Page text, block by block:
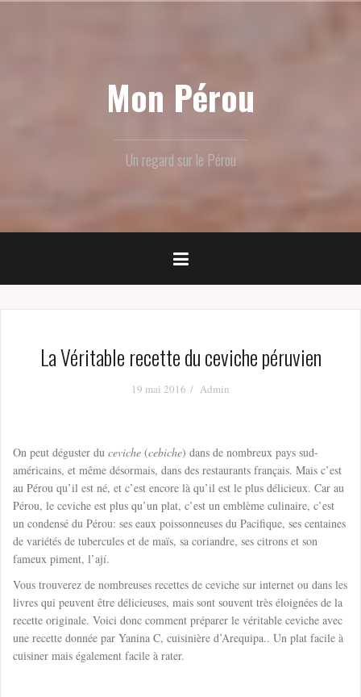
Mon Pérou
Un regard sur le Pérou
La Véritable recette du ceviche péruvien
19 mai 2016 Admin
On peut déguster du ceviche (cebiche) dans de nombreux pays sud-
américains, et même désormais, dans des restaurants français. Mais c’est
au Pérou qu’il est né, et c’est encore là qu’il est le plus délicieux. Car au
Pérou, le ceviche est plus qu’un plat, c’est un emblème culinaire, c’est
un condensé du Pérou: ses eaux poissonneuses du Pacifique, ses centaines
de variétés de tubercules et de maïs, sa coriandre, ses citrons et son
fameux piment, l’ají.
Vous trouverez de nombreuses recettes de ceviche sur internet ou dans les
livres qui peuvent être délicieuses, mais sont souvent très éloignées de la
recette originale. Voici donc comment préparer le véritable ceviche avec
une recette donnée par Yanina C, cuisinière d’Arequipa.. Un plat facile à
cuisiner mais également facile à rater.